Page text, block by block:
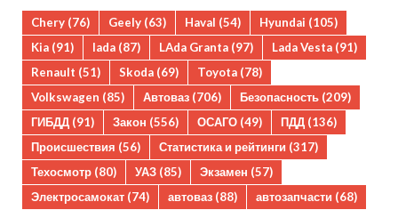
Chery (76) Geely (63) Haval (54) Hyundai (105)
Kia (91) lada (87) LAda Granta (97) Lada Vesta (91)
Renault (51) Skoda (69) Toyota (78)
Volkswagen (85) Автоваз (706) Безопасность (209)
ГИБДД (91) Закон (556) ОСАГО (49) ПДД (136)
Происшествия (56) Статистика и рейтинги (317)
Техосмотр (80) УАЗ (85) Экзамен (57)
Электросамокат (74) автоваз (88) автозапчасти (68)